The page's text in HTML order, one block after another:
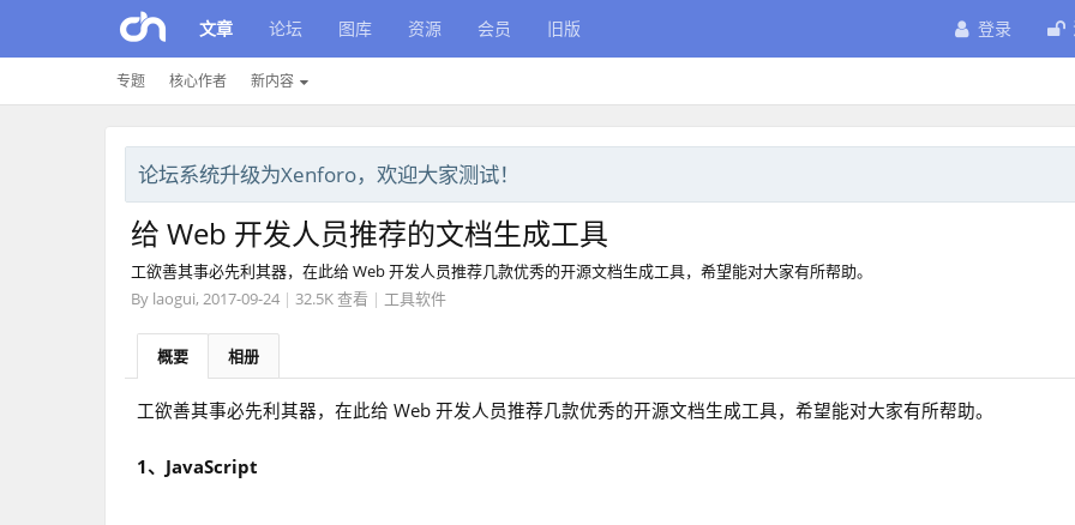
文章
专题 核心作者 新内容
论坛 图库 资源 会员 旧版 登录
论坛系统升级为Xenforo，欢迎大家测试！
给 Web 开发人员推荐的文档生成工具
工欲善其事必先利其器，在此给 Web 开发人员推荐几款优秀的开源文档生成工具，希望能对大家有所帮助。
By laogui, 2017-09-24 | 32.5K 查看 | 工具软件
概要 相册
工欲善其事必先利其器，在此给 Web 开发人员推荐几款优秀的开源文档生成工具，希望能对大家有所帮助。
1、JavaScript